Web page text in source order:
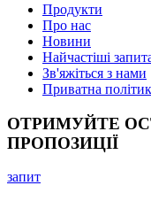
Продукти
Про нас
Новини
Найчастіші
Зв'яжіться з нами
Приватна
ОТРИМУЙТЕ
ПРОПОЗИЦІЇ
запит